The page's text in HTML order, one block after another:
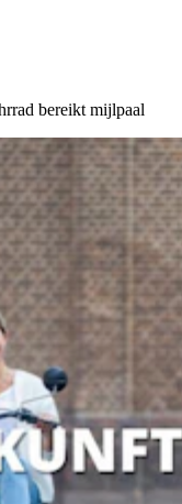
bereikt mijlpaal